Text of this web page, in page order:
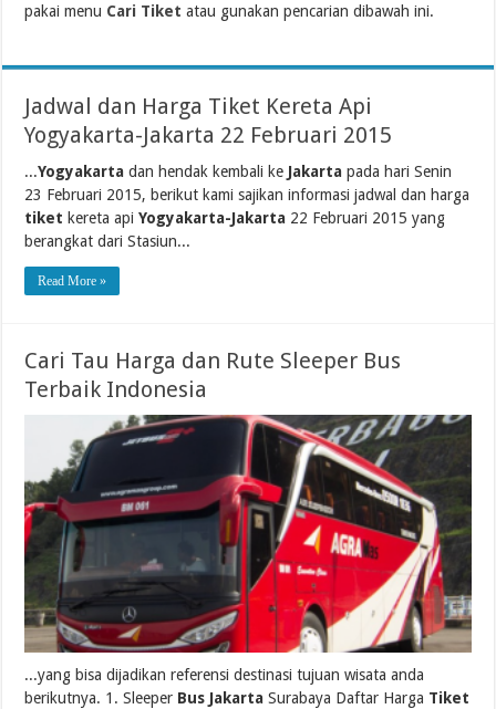
pakai menu Cari Tiket atau gunakan pencarian dibawah ini.
Jadwal dan Harga Tiket Kereta Api
Yogyakarta-Jakarta 22 Februari 2015
...Yogyakarta dan hendak kembali ke Jakarta pada hari Senin
23 Februari 2015, berikut kami sajikan informasi jadwal dan harga
tiket kereta apiYogyakarta-Jakarta 22 Februari 2015 yang
berangkat dari Stasiun...
Read More »
Cari Tau Harga dan Rute Sleeper Bus
Terbaik Indonesia
...yang bisa dijadikan referensi destinasi tujuan wisata anda
berikutnya. 1. Sleeper Bus Jakarta Surabaya Daftar Harga Tiket